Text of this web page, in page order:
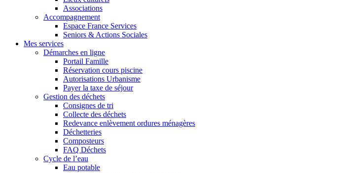
Associations
Accompagnement
Espace France Services
Seniors & Actions Sociales
Mes services
Démarches en ligne
Portail Famille
Réservation cours piscine
Autorisations Urbanisme
Payer la taxe de séjour
Gestion des déchets
Consignes de tri
Collecte des déchets
Redevance enlèvement ordures ménagères
Déchetteries
Composteurs
FAQ Déchets
Cycle de l’eau
Eau potable